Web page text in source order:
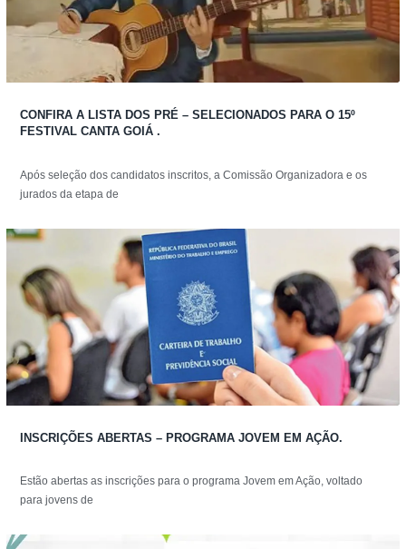
CONFIRA A LISTA DOS PRÉ – SELECIONADOS PARA O 15º
FESTIVAL CANTA GOIÁ .
Após seleção dos candidatos inscritos, a Comissão Organizadora e os
jurados da etapa de
INSCRIÇÕES ABERTAS – PROGRAMA JOVEM EM AÇÃO.
Estão abertas as inscrições para o programa Jovem em Ação, voltado
para jovens de